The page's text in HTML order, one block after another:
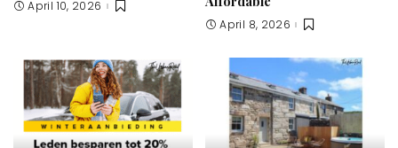
April 10, 2026
April 8, 2026